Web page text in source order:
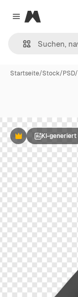
Close menu
Magnific
Startseite/Stock/PSD/
PremiumKI-generiert